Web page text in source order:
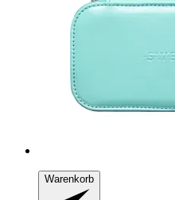
Warenkorb